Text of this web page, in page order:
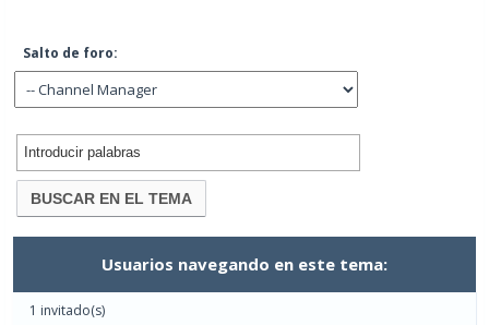
Salto de foro:
Usuarios navegando en este tema:
1 invitado(s)